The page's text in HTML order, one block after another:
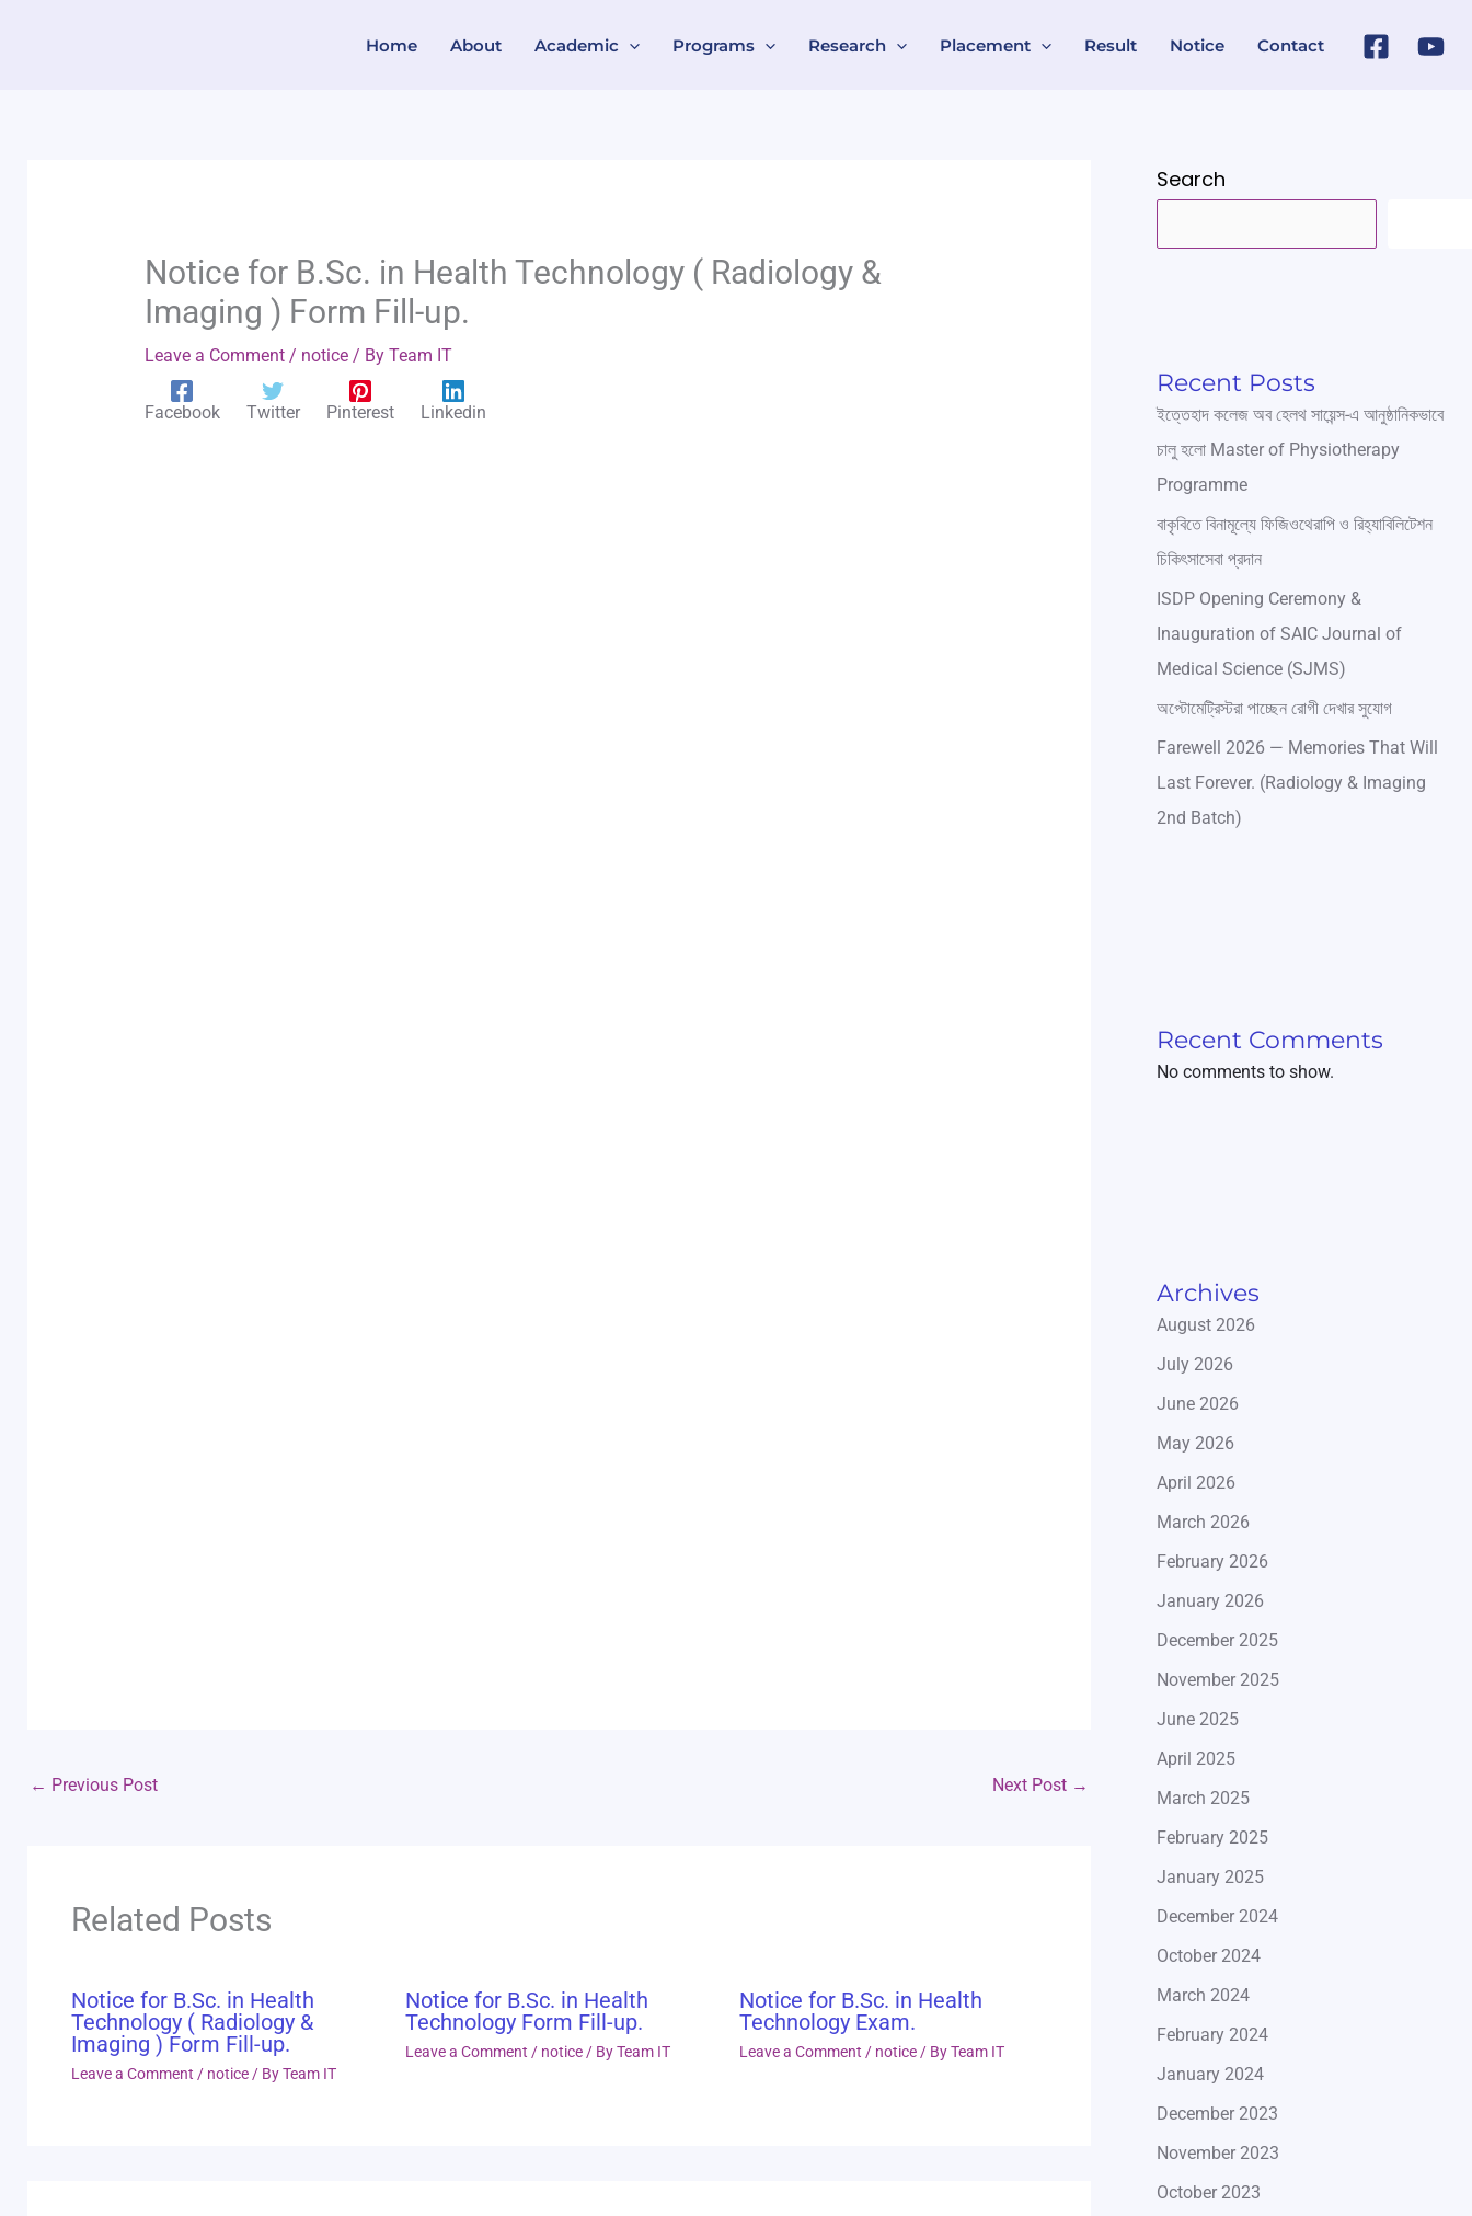
Home About Academic Programs Research Placement Result Notice Contact
Notice for B.Sc. in Health Technology ( Radiology &
Imaging ) Form Fill-up.
Leave a Comment / notice/ By Team IT
Facebook Twitter Pinterest Linkedin
← Previous Post Next Post →
Related Posts
Notice for B.Sc. in Health
Technology ( Radiology &
Imaging ) Form Fill-up.
Leave a Comment / notice / ByTeam IT
Notice for B.Sc. in Health
Technology Form Fill-up.
Leave a Comment / notice / ByTeam IT
Notice for B.Sc. in Health
Technology Exam.
Leave a Comment / notice / ByTeam IT
Search
Recent Posts
ইত্তেহাদ কলেজ অব হেলথ সায়েন্স-এ আনুষ্ঠানিকভাবে
চালু হলো Master of Physiotherapy
Programme
বাকৃবিতে বিনামূল্যে ফিজিওথেরাপি ও রিহ্যাবিলিটেশন
চিকিৎসাসেবা প্রদান
ISDP Opening Ceremony &
Inauguration of SAIC Journal of
Medical Science (SJMS)
অপ্টোমেট্রিস্টরা পাচ্ছেন রোগী দেখার সুযোগ
Farewell 2026 — Memories That Will
Last Forever. (Radiology & Imaging
2nd Batch)
Recent Comments
No comments to show.
Archives
August 2026
July 2026
June 2026
May 2026
April 2026
March 2026
February 2026
January 2026
December 2025
November 2025
June 2025
April 2025
March 2025
February 2025
January 2025
December 2024
October 2024
March 2024
February 2024
January 2024
December 2023
November 2023
October 2023